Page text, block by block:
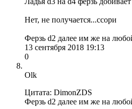
Нет, не получается...ссори
Ферзь d2 далее им же на
13 сентября 2018 19:13
0
Olk
Цитата: DimonZDS
Ферзь d2 далее им же на